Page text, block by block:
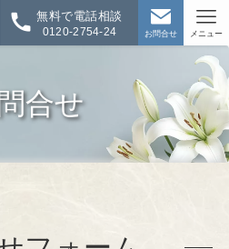
無料で電話相談
0120-2754-24 お問合せ メニュー
合せ